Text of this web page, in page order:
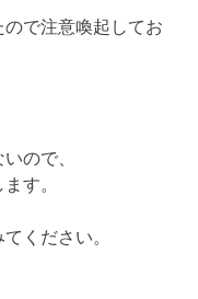
で注意喚起してお
ので、
す。
ください。